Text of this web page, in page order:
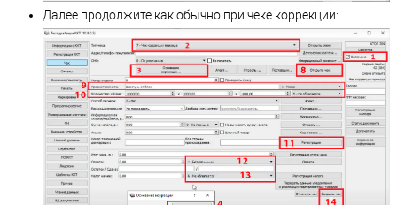
Далее продолжите как обычно при чеке коррекции: